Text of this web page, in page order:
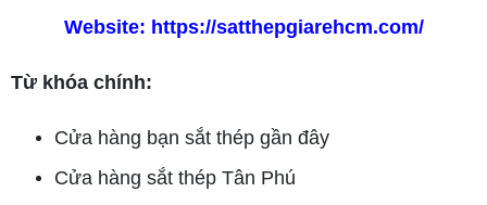
Website: https://satthepgiarehcm.com/
Từ khóa chính:
Cửa hàng bạn sắt thép gần đây
Cửa hàng sắt thép Tân Phú